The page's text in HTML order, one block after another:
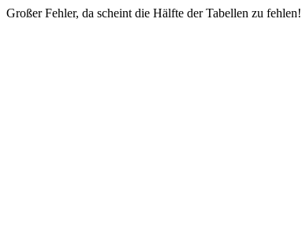
Großer Fehler, da scheint die Hälfte der Tabellen zu fehlen!